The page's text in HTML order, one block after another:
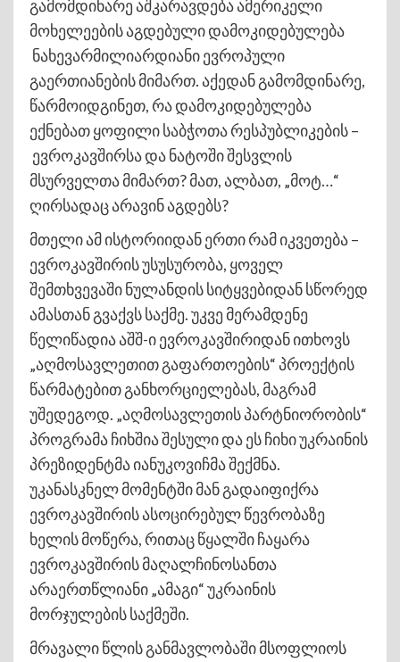
გამომდინარე აშკარავდება ამერიკელი
მოხელეების აგდებული დამოკიდებულება
ნახევარმილიარდიანი ევროპული
გაერთიანების მიმართ. აქედან გამომდინარე,
წარმოიდგინეთ, რა დამოკიდებულება
ექნებათ ყოფილი საბჭოთა რესპუბლიკების –
ევროკავშირსა და ნატოში შესვლის
მსურველთა მიმართ? მათ, ალბათ, „მოტ…“
ღირსადაც არავინ აგდებს?
მთელი ამ ისტორიიდან ერთი რამ იკვეთება –
ევროკავშირის უსუსურობა, ყოველ
შემთხვევაში ნულანდის სიტყვებიდან სწორედ
ამასთან გვაქვს საქმე. უკვე მერამდენე
წელიწადია აშშ-ი ევროკავშირიდან ითხოვს
„აღმოსავლეთით გაფართოების“ პროექტის
წარმატებით განხორციელებას, მაგრამ
უშედეგოდ. „აღმოსავლეთის პარტნიორობის“
პროგრამა ჩიხშია შესული და ეს ჩიხი უკრაინის
პრეზიდენტმა იანუკოვიჩმა შექმნა.
უკანასკნელ მომენტში მან გადაიფიქრა
ევროკავშირის ასოცირებულ წევრობაზე
ხელის მოწერა, რითაც წყალში ჩაყარა
ევროკავშირის მაღალჩინოსანთა
არაერთწლიანი „ამაგი“ უკრაინის
მორჯულების საქმეში.
მრავალი წლის განმავლობაში მსოფლიოს